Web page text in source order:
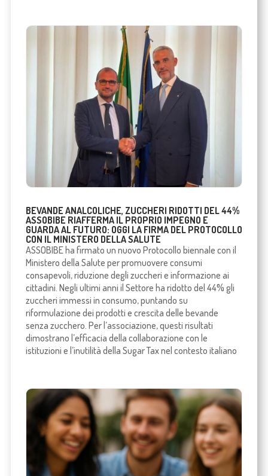
BEVANDE ANALCOLICHE, ZUCCHERI RIDOTTI DEL 44%
ASSOBIBE RIAFFERMA IL PROPRIO IMPEGNO E
GUARDA AL FUTURO: OGGI LA FIRMA DEL PROTOCOLLO
CON IL MINISTERO DELLA SALUTE
ASSOBIBE ha firmato un nuovo Protocollo biennale con il
Ministero della Salute per promuovere consumi
consapevoli, riduzione degli zuccheri e informazione ai
cittadini. Negli ultimi anni il Settore ha ridotto del 44% gli
zuccheri immessi in consumo, puntando su
riformulazione dei prodotti e crescita delle bevande
senza zucchero. Per l’associazione, questi risultati
dimostrano l’efficacia della collaborazione con le
istituzioni e l’inutilità della Sugar Tax nel contesto italiano